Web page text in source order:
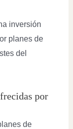
inversión
planes de
del
por
de